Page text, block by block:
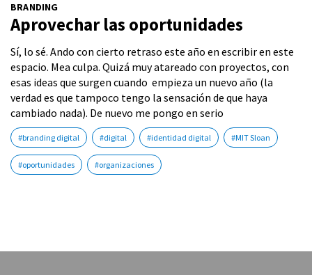
BRANDING
Aprovechar las oportunidades
Sí, lo sé. Ando con cierto retraso este año en escribir en este
espacio. Mea culpa. Quizá muy atareado con proyectos, con
esas ideas que surgen cuando empieza un nuevo año (la
verdad es que tampoco tengo la sensación de que haya
cambiado nada). De nuevo me pongo en serio
#branding digital #digital #identidad digital #MIT Sloan
#oportunidades #organizaciones